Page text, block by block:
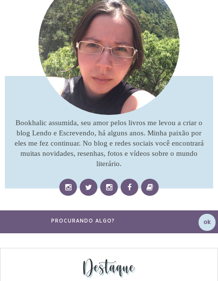
Bookhalic assumida, seu amor pelos livros me levou a criar o
blog Lendo e Escrevendo, há alguns anos. Minha paixão por
eles me fez continuar. No blog e redes sociais você encontrará
muitas novidades, resenhas, fotos e vídeos sobre o mundo
literário.
Destaque